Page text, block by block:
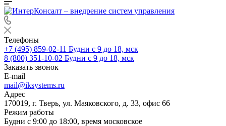
Телефоны
+7 (495) 859-02-11 Будни с 9 до 18, мск
8 (800) 351-10-02 Будни с 9 до 18, мск
Заказать звонок
E-mail
mail@iksystems.ru
Адрес
170019, г. Тверь, ул. Маяковского, д. 33, офис 66
Режим работы
Будни с 9:00 до 18:00, время московское